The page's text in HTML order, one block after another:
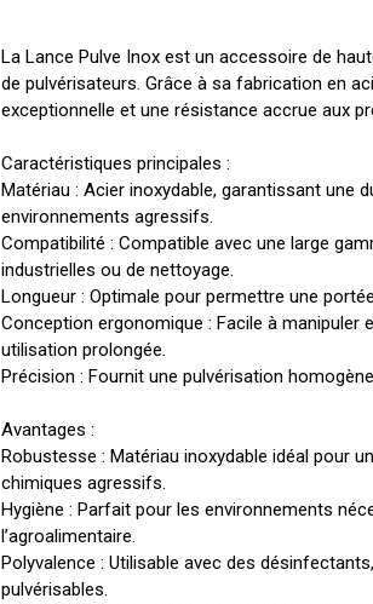
La Lance Pulve Inox est un accessoire de
de pulvérisateurs. Grâce à sa fabrication en
exceptionnelle et une résistance accrue aux
Caractéristiques principales :
Matériau : Acier inoxydable, garantissant une
environnements agressifs.
Compatibilité : Compatible avec une large
industrielles ou de nettoyage.
Longueur : Optimale pour permettre une
Conception ergonomique : Facile à manipuler
utilisation prolongée.
Précision : Fournit une pulvérisation
Avantages :
Robustesse : Matériau inoxydable idéal pour
chimiques agressifs.
Hygiène : Parfait pour les environnements
l’agroalimentaire.
Polyvalence : Utilisable avec des
pulvérisables.